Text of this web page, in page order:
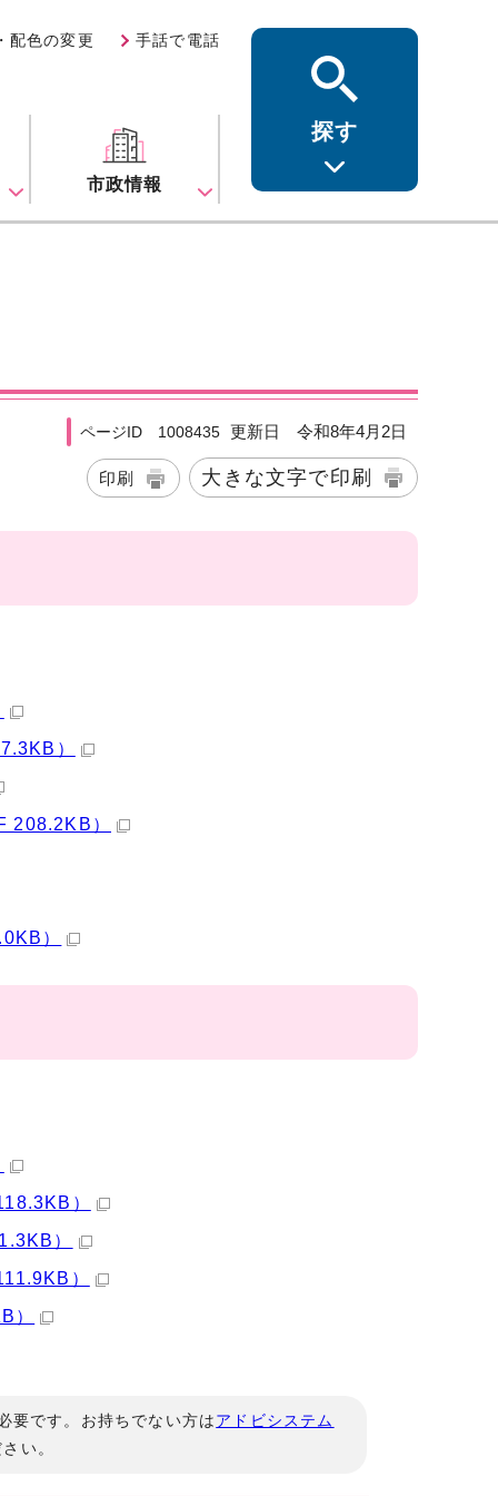
配色の変更 手話で電話
市政情報
探す
ページID 1008435 更新日 令和8年4月2日
印刷 大きな文字で印刷
）
208.2KB）
）
）
）
）
）
要です。お持ちでない方はアドビシステム
い。